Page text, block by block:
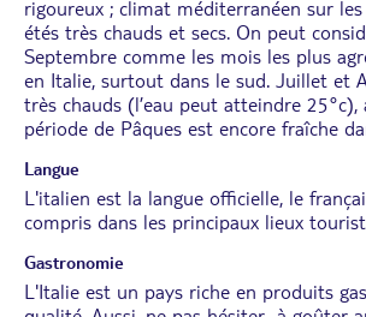
rigoureux ; climat méditerranéen sur les
étés très chauds et secs. On peut
Septembre comme les mois les plus
en Italie, surtout dans le sud. Juillet et
très chauds (l’eau peut atteindre 25°c),
période de Pâques est encore fraîche
Langue
L'italien est la langue officielle, le
compris dans les principaux lieux
Gastronomie
L'Italie est un pays riche en produits